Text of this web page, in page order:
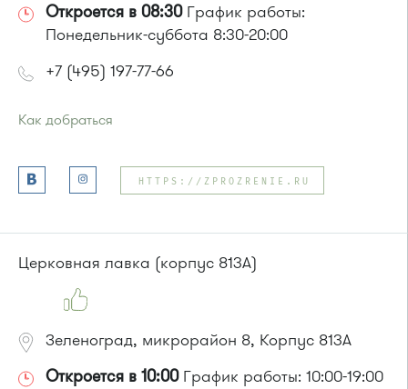
Откроется в 08:30График работы:
Понедельник-суббота 8:30-20:00
+7 (495) 197-77-66
Как добраться
Автобусы № 2, 3, 9, 11, 19, 21, 31, 32.
Маршрутка № 409м, 419м
Автобусы № 2, 3, 8, 11, 19, 29, 32.
HTTPS://ZPROZRENIE.RU
Церковная лавка (корпус 813А)
Зеленоград, микрорайон 8, Корпус 813А
Откроется в 10:00График работы: 10:00-19:00